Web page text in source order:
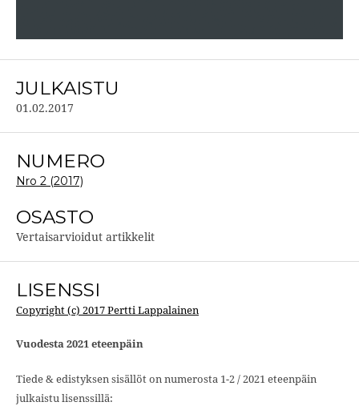
JULKAISTU
01.02.2017
NUMERO
Nro 2 (2017)
OSASTO
Vertaisarvioidut artikkelit
LISENSSI
Copyright (c) 2017 Pertti Lappalainen
Vuodesta 2021 eteenpäin
Tiede & edistyksen sisällöt on numerosta 1-2 / 2021 eteenpäin
julkaistu lisenssillä: